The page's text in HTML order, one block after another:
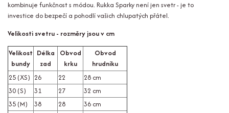
kombinuje funkčnost s módou. Rukka Sparky není jen svetr - je to
investice do bezpečí a pohodlí vašich chlupatých přátel.
Velikosti svetru - rozměry jsou v cm
Velikost
bundy
Délka
zad
Obvod
krku
Obvod
hrudníku
25 (XS) 26 22
28 cm
30 (S)
31 27
32 cm
35 (M)
38 28
36 cm